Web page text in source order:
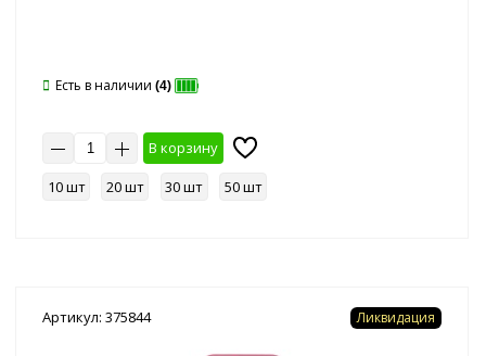
Есть в наличии (4)
В корзину
10 шт
20 шт 30 шт 50 шт
Артикул: 375844 Ликвидация